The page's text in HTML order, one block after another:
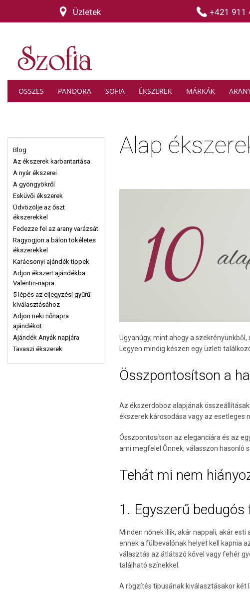
Üzletek +421 911
ÖSSZES PANDORA SOFIA ÉKSZEREK MÁRKÁK
Blog
Az ékszerek karbantartása
A nyár ékszerei
A gyöngyökről
Esküvői ékszerek
Üdvözölje az őszt
ékszerekkel
Fedezze fel az arany varázsát
Ragyogjon a bálon tökéletes
ékszerekkel
Karácsonyi ajándék tippek
Adjon ékszert ajándékba
Valentin-napra
5 lépés az eljegyzési gyűrű
kiválasztásához
Adjon neki nőnapra
ajándékot
Ajándék Anyák napjára
Tavaszi ékszerek
Alap
Ugyanúgy, mint ahogy a
Legyen mindig készen egy üzleti
Összpontosítson a
Az ékszerdoboz alapjának
ékszerek károsodása vagy az esetleges
Összpontosítson az eleganciára és az
ami megfelel Önnek, válasszon hasonló
Tehát mi nem
1. Egyszerű bedugós
Minden nőnek illik, akár nappali, akár
ennek a fülbevalónak helyet kell kapnia
választás az átlátszó kővel vagy fehér
található színekkel.
A rögzítés típusának kiválasztásakor két